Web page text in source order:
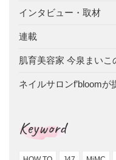
インタビュー・取材
連載
肌育美容家 今泉まいこ
ネイルサロンf’bloom
Keyword